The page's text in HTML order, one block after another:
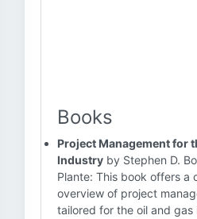
Books
Project Management for
Industry by Stephen D.
Plante: This book offers a
overview of project
tailored for the oil and